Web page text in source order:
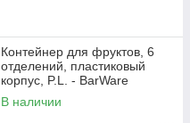
Контейнер для фруктов, 6
отделений, пластиковый
корпус, P.L. - BarWare
В наличии